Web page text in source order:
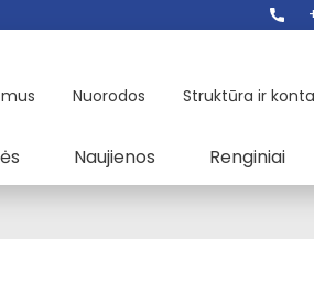
Nuorodos Struktūra ir
Naujienos Renginiai